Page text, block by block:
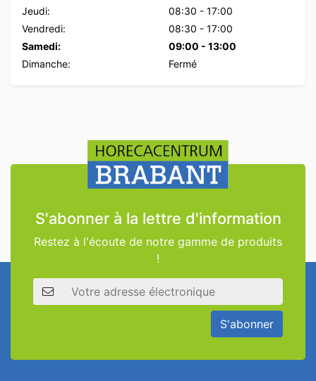
Jeudi:
08:30 - 17:00
Vendredi:
08:30 - 17:00
Samedi:
09:00 - 13:00
Dimanche:
Fermé
S'abonner à la lettre d'information
Restez à l'écoute de notre gamme de produits
!
Adresse électronique
S'abonner